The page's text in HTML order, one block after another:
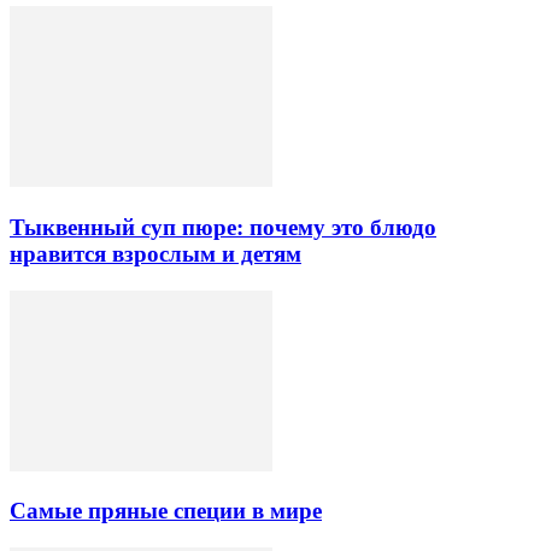
Тыквенный суп пюре: почему это блюдо
нравится взрослым и детям
Самые пряные специи в мире